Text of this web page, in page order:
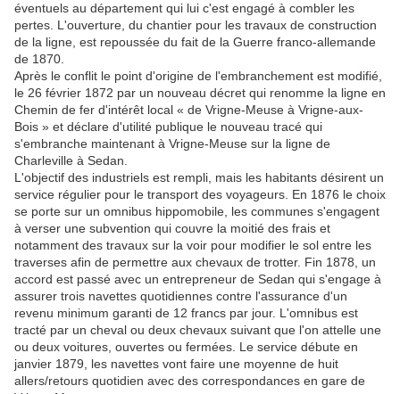
éventuels au département qui lui c'est engagé à combler les
pertes. L'ouverture, du chantier pour les travaux de construction
de la ligne, est repoussée du fait de la Guerre franco-allemande
de 1870.
Après le conflit le point d'origine de l'embranchement est modifié,
le 26 février 1872 par un nouveau décret qui renomme la ligne en
Chemin de fer d'intérêt local « de Vrigne-Meuse à Vrigne-aux-
Bois » et déclare d'utilité publique le nouveau tracé qui
s'embranche maintenant à Vrigne-Meuse sur la ligne de
Charleville à Sedan.
L'objectif des industriels est rempli, mais les habitants désirent un
service régulier pour le transport des voyageurs. En 1876 le choix
se porte sur un omnibus hippomobile, les communes s'engagent
à verser une subvention qui couvre la moitié des frais et
notamment des travaux sur la voir pour modifier le sol entre les
traverses afin de permettre aux chevaux de trotter. Fin 1878, un
accord est passé avec un entrepreneur de Sedan qui s'engage à
assurer trois navettes quotidiennes contre l'assurance d'un
revenu minimum garanti de 12 francs par jour. L'omnibus est
tracté par un cheval ou deux chevaux suivant que l'on attelle une
ou deux voitures, ouvertes ou fermées. Le service débute en
janvier 1879, les navettes vont faire une moyenne de huit
allers/retours quotidien avec des correspondances en gare de